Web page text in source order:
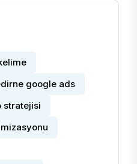
google ads
stratejisi